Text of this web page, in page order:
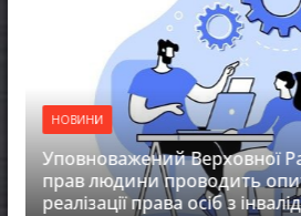
НОВИНИ
Уповноважений Верховної
прав людини проводить
реалізації права осіб з